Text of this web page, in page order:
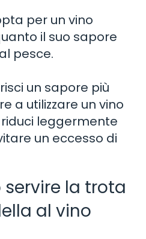
per un vino
il suo sapore
pesce.
un sapore più
a utilizzare un vino
leggermente
un eccesso di
la trota
al vino